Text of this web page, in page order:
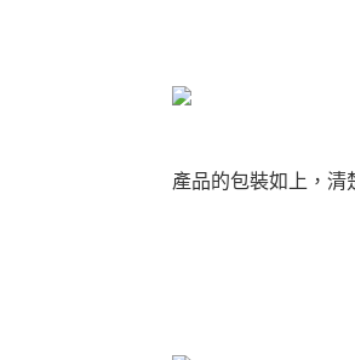
產品的包裝如上，清